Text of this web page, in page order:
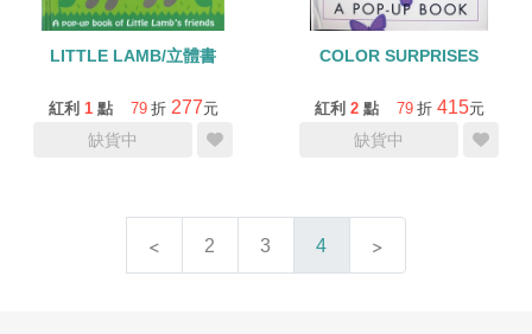
LITTLE LAMB/立體書
紅利 1 點 79 折 277元
缺貨中
COLOR SURPRISES
紅利 2 點 79 折 415元
缺貨中
2 3 4